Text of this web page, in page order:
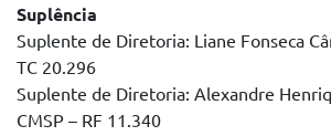
Suplência
Suplente de Diretoria: Liane Fonseca
TC 20.296
Suplente de Diretoria: Alexandre
CMSP – RF 11.340